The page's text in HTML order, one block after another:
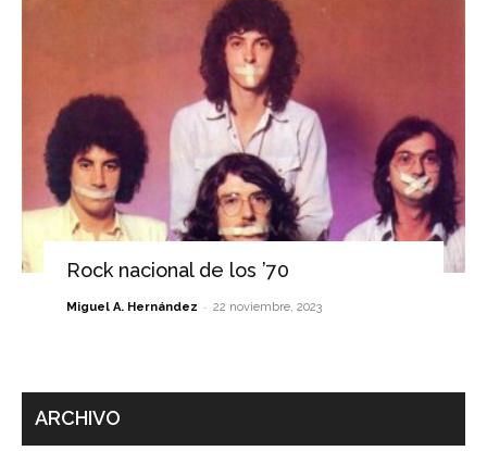
Rock nacional de los ’70
Miguel A. Hernández - 22 noviembre, 2023
ARCHIVO